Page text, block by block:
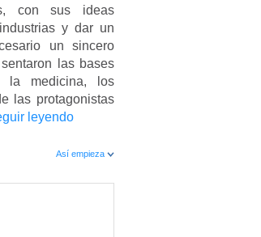
con sus ideas
y dar un
un sincero
las bases
la medicina, los
las protagonistas
leyendo
Así empieza